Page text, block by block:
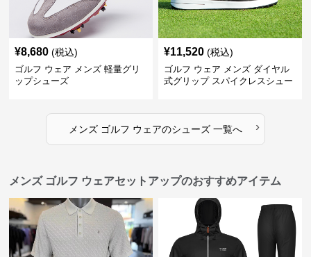
¥8,680 (税込)
ゴルフ ウェア メンズ 軽量グリ
ップシューズ
¥11,520 (税込)
ゴルフ ウェア メンズ ダイヤル
式グリップ スパイクレスシュー
メンズ ゴルフ ウェアのシューズ 一覧へ ›
メンズ ゴルフ ウェアセットアップのおすすめアイテム